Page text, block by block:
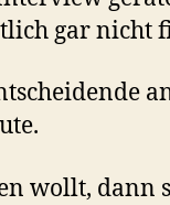
gar nicht
wollt, dann